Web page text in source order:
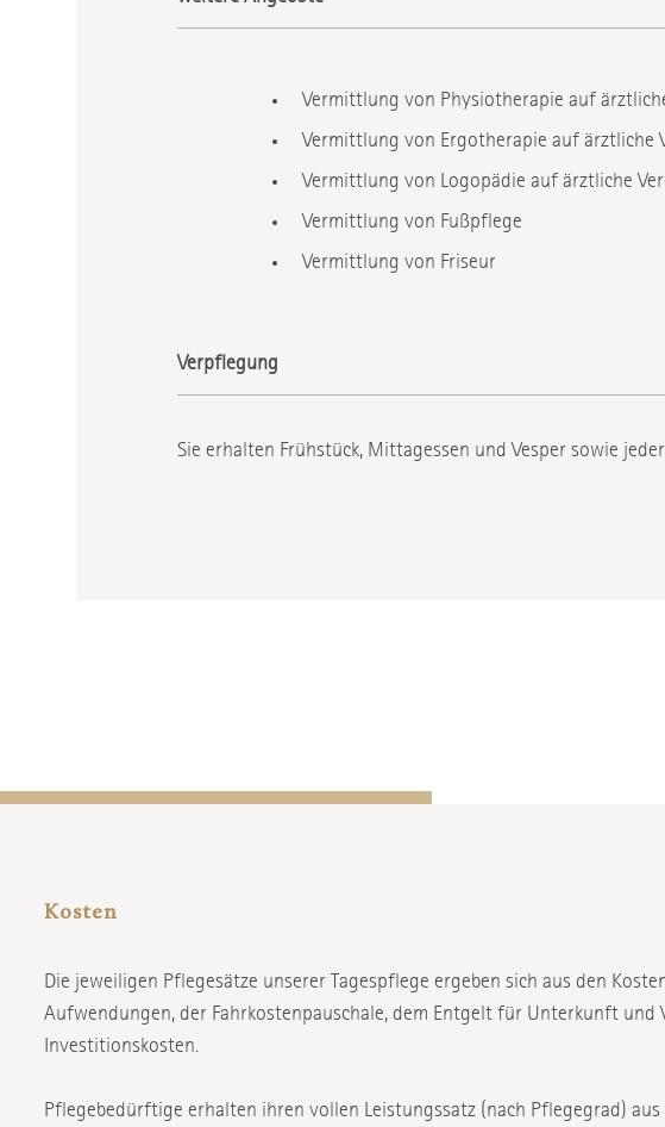
Vermittlung von Physiotherapie auf
Vermittlung von Ergotherapie auf ärztliche
Vermittlung von Logopädie auf ärztliche
Vermittlung von Fußpflege
Vermittlung von Friseur
Verpflegung
Sie erhalten Frühstück, Mittagessen und Vesper sowie
Kosten
Die jeweiligen Pflegesätze unserer Tagespflege ergeben sich aus den
Aufwendungen, der Fahrkostenpauschale, dem Entgelt für Unterkunft und
Investitionskosten.
Pflegebedürftige erhalten ihren vollen Leistungssatz (nach Pflegegrad)